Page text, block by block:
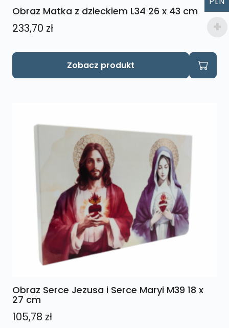
Obraz Matka z dzieckiem L34 26 x 43 cm
233,70 zł
Zobacz produkt
Obraz Serce Jezusa i Serce Maryi M39 18 x
27 cm
105,78 zł